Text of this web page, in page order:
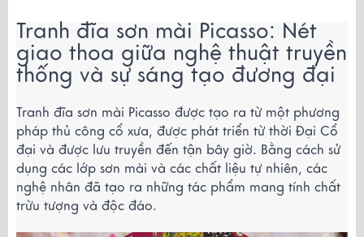
Tranh đĩa sơn mài Picasso: Nét
giao thoa giữa nghệ thuật truyền
thống và sự sáng tạo đương đại
Tranh đĩa sơn mài Picasso được tạo ra từ một phương
pháp thủ công cổ xưa, được phát triển từ thời Đại Cổ
đại và được lưu truyền đến tận bây giờ. Bằng cách sử
dụng các lớp sơn mài và các chất liệu tự nhiên, các
nghệ nhân đã tạo ra những tác phẩm mang tính chất
trừu tượng và độc đáo.